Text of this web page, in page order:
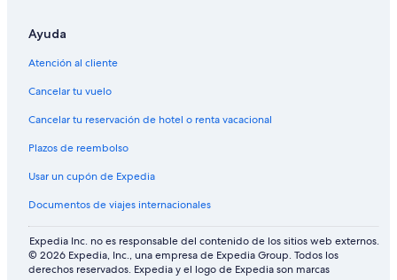
Ayuda
Atención al cliente
Cancelar tu vuelo
Cancelar tu reservación de hotel o renta vacacional
Plazos de reembolso
Usar un cupón de Expedia
Documentos de viajes internacionales
Expedia Inc. no es responsable del contenido de los sitios web externos.
© 2026 Expedia, Inc., una empresa de Expedia Group. Todos los
derechos reservados. Expedia y el logo de Expedia son marcas